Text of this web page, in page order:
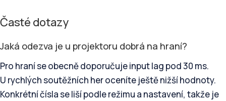
Časté dotazy
Jaká odezva je u projektoru dobrá na hraní?
Pro hraní se obecně doporučuje input lag pod 30 ms.
U rychlých soutěžních her oceníte ještě nižší hodnoty.
Konkrétní čísla se liší podle režimu a nastavení, takže je